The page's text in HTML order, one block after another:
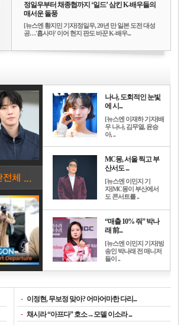
정일우부터 채종협까지 ‘일드’ 삼킨 K-배우들의
매서운 돌풍
[뉴스엔 황지민 기자]정일우, 20년 만 일본 도전 대성
공…'횹사마' 이어 현지 판도 바꾼 K-배우...
나나, 도회적인 눈빛
에 시...
[뉴스엔 이재하 기자]배
우 나나, 김무열, 윤승
아, ..
MC몽, 서울 찍고 부
산서도 ...
[뉴스엔 이민지 기
자]MC몽이 부산에서
도 콘서트를 ..
“매출 10% 줘” 박나
래 前...
[뉴스엔 이민지 기자]방
송인 박나래 전 매니저
들이 ..
- 이정현, 무보정 맞아? 어마어마한 다리...
- 채시라 “아프다” 호소→모델 이소라 ...